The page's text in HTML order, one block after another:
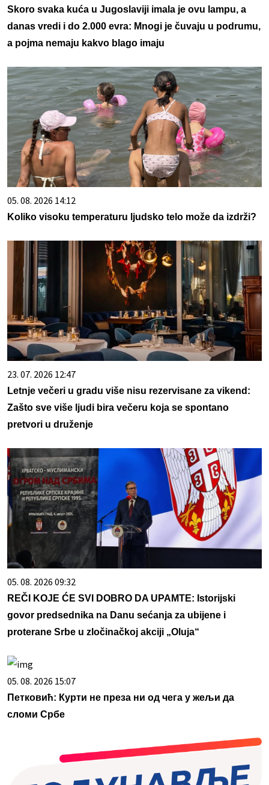
Skoro svaka kuća u Jugoslaviji imala je ovu lampu, a
danas vredi i do 2.000 evra: Mnogi je čuvaju u podrumu,
a pojma nemaju kakvo blago imaju
05. 08. 2026 14:12
Koliko visoku temperaturu ljudsko telo može da izdrži?
23. 07. 2026 12:47
Letnje večeri u gradu više nisu rezervisane za vikend:
Zašto sve više ljudi bira večeru koja se spontano
pretvori u druženje
05. 08. 2026 09:32
REČI KOJE ĆE SVI DOBRO DA UPAMTE: Istorijski
govor predsednika na Danu sećanja za ubijene i
proterane Srbe u zločinačkoj akciji „Oluja“
05. 08. 2026 15:07
Петковић: Курти не преза ни од чега у жељи да
сломи Србе